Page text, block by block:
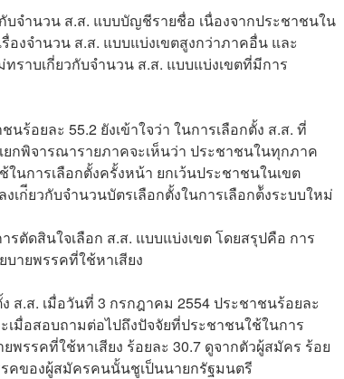
จำนวน ส.ส. แบบบัญชีรายชื่อ เนื่องจากประชาชนใน
องจำนวน ส.ส. แบบแบ่งเขตสูงกว่าภาคอื่น และ
ราบเกี่ยวกับจำนวน ส.ส. แบบแบ่งเขตที่มีการ
ร้อยละ 55.2 ยังเข้าใจว่า ในการเลือกตั้ง ส.ส. ที่
ยกพิจารณารายภาคจะเห็นว่า ประชาชนในทุกภาค
ในการเลือกตั้งครั้งหน้า ยกเว้นประชาชนในเขต
เก่ียวกับจำนวนบัตรเลือกตั้งในการเลือกต้ังระบบใหม่
ตัดสินใจเลือก ส.ส. แบบแบ่งเขต โดยสรุปคือ การ
ายพรรคที่ใช้หาเสียง
ส.ส. เมื่อวันที่ 3 กรกฎาคม 2554 ประชาชนร้อยละ
เมื่อสอบถามต่อไปถึงปัจจัยที่ประชาชนใช้ในการ
พรรคที่ใช้หาเสียง ร้อยละ 30.7 ดูจากตัวผู้สมัคร ร้อย
คของผู้สมัครคนนั้นชูเป็นนายกรัฐมนตรี